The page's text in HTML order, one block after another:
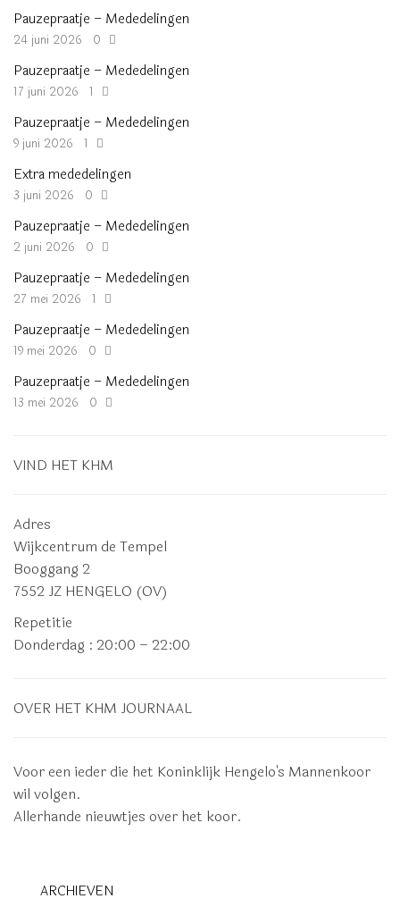
Pauzepraatje – Mededelingen
24 juni 2026 0
Pauzepraatje – Mededelingen
17 juni 2026 1
Pauzepraatje – Mededelingen
9 juni 2026 1
Extra mededelingen
3 juni 2026 0
Pauzepraatje – Mededelingen
2 juni 2026 0
Pauzepraatje – Mededelingen
27 mei 2026 1
Pauzepraatje – Mededelingen
19 mei 2026 0
Pauzepraatje – Mededelingen
13 mei 2026 0
VIND HET KHM
Adres
Wijkcentrum de Tempel
Booggang 2
7552 JZ HENGELO (OV)
Repetitie
Donderdag : 20:00 – 22:00
OVER HET KHM JOURNAAL
Voor een ieder die het Koninklijk Hengelo's Mannenkoor
wil volgen.
Allerhande nieuwtjes over het koor.
ARCHIEVEN